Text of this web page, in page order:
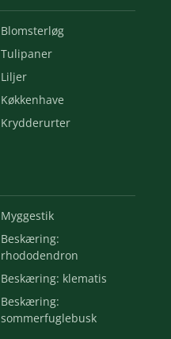
Blomsterløg
Tulipaner
Liljer
Køkkenhave
Krydderurter
Myggestik
Beskæring:
rhododendron
Beskæring: klematis
Beskæring:
sommerfuglebusk